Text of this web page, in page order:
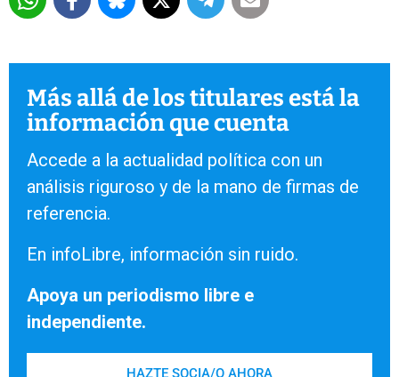
Más allá de los titulares está la
información que cuenta
Accede a la actualidad política con un
análisis riguroso y de la mano de firmas de
referencia.
En infoLibre, información sin ruido.
Apoya un periodismo libre e
independiente.
HAZTE SOCIA/O AHORA